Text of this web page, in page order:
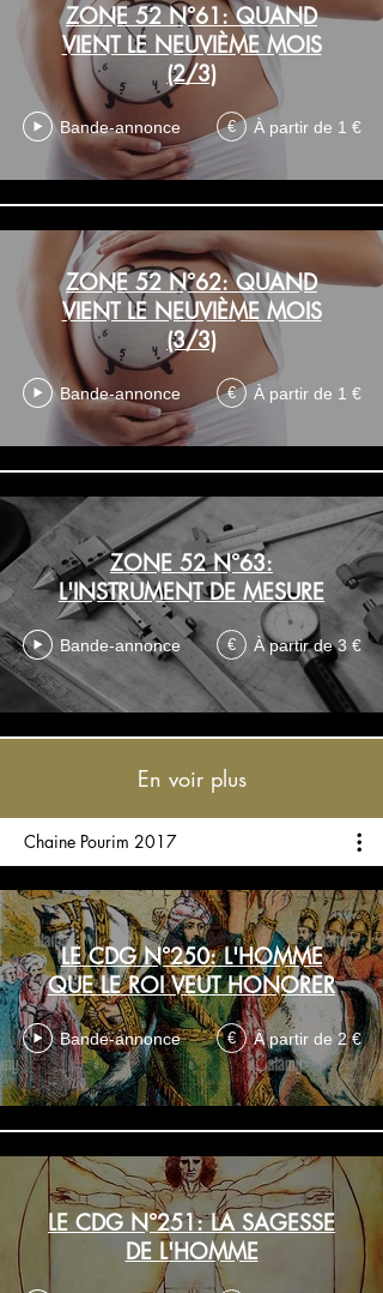
ZONE 52 N°61: QUAND
VIENT LE NEUVIÈME MOIS
(2/3)
Bande-annonce € À partir de 1 €
ZONE 52 N°62: QUAND
VIENT LE NEUVIÈME MOIS
(3/3)
Bande-annonce € À partir de 1 €
ZONE 52 N°63:
L'INSTRUMENT DE MESURE
Bande-annonce € À partir de 3 €
En voir plus
Chaine Pourim 2017
LE CDG N°250: L'HOMME
QUE LE ROI VEUT HONORER
Bande-annonce € À partir de 2 €
LE CDG N°251: LA SAGESSE
DE L'HOMME